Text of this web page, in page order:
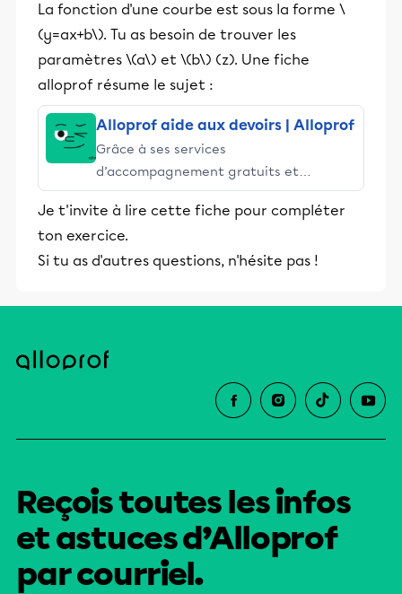
La fonction d'une courbe est sous la forme \
(y=ax+b\). Tu as besoin de trouver les
paramètres \(a\) et \(b\) (z). Une fiche
alloprof résume le sujet :
Alloprof aide aux devoirs | Alloprof
Grâce à ses services
d’accompagnement gratuits et
stimulants, Alloprof engage les élèves
et leurs parents dans la réussite
éducative.
Je t'invite à lire cette fiche pour compléter
ton exercice.
Si tu as d'autres questions, n'hésite pas !
Reçois toutes les infos
et astuces d’Alloprof
par courriel.